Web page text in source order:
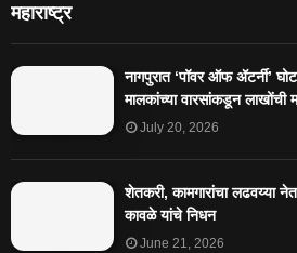
महाराष्ट्र
नागपुरात ‘पॉवर ऑफ ॲटर्नी’
मालकांच्या वारसांकडून लाखोंची
July 20, 2026
शेतकरी, कामगारांचा लढवय्या
कावळे यांचे निधन
June 21, 2026